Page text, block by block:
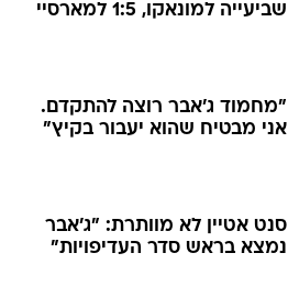
שביעייה למונאקו, 1:5 למארסיי
"מחמוד ג'אבר רוצה להתקדם.
אני מבטיח שהוא יעבור בקיץ"
סנט אטיין לא מוותרת: "ג'אבר
נמצא בראש סדר העדיפויות"